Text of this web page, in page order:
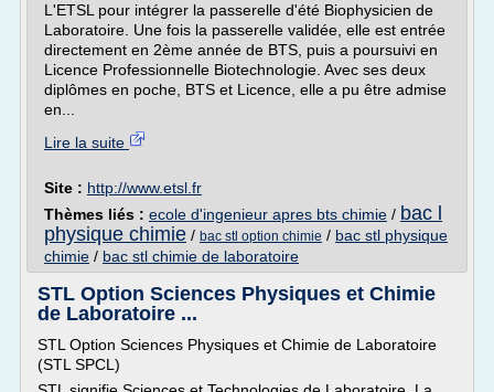
L'ETSL pour intégrer la passerelle d'été Biophysicien de
Laboratoire. Une fois la passerelle validée, elle est entrée
directement en 2ème année de BTS, puis a poursuivi en
Licence Professionnelle Biotechnologie. Avec ses deux
diplômes en poche, BTS et Licence, elle a pu être admise
en...
Lire la suite
Site : http://www.etsl.fr
Thèmes liés : ecole d'ingenieur apres bts chimie / bac l
physique chimie / bac stl option chimie / bac stl physique
chimie / bac stl chimie de laboratoire
STL Option Sciences Physiques et Chimie
de Laboratoire ...
STL Option Sciences Physiques et Chimie de Laboratoire
(STL SPCL)